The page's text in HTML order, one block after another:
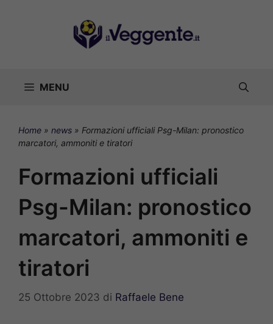
MENU
Home » news » Formazioni ufficiali Psg-Milan: pronostico
marcatori, ammoniti e tiratori
Formazioni ufficiali
Psg-Milan: pronostico
marcatori, ammoniti e
tiratori
25 Ottobre 2023 di Raffaele Bene